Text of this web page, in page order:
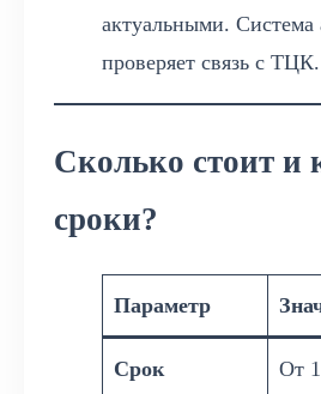
актуальными. Система
проверяет связь с ТЦК.
Сколько стоит и
сроки?
Параметр
Срок
От